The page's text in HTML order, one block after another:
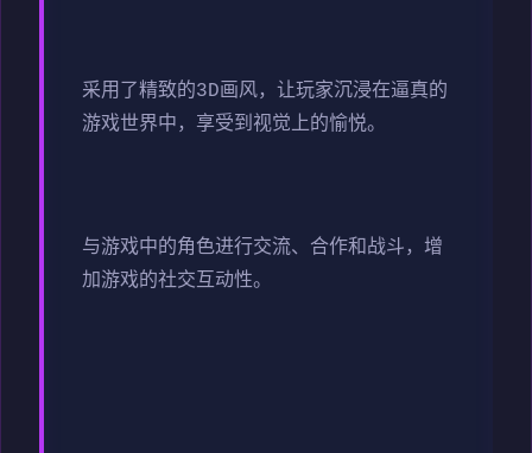
采用了精致的3D画风，让玩家沉浸在逼真的
游戏世界中，享受到视觉上的愉悦。
与游戏中的角色进行交流、合作和战斗，增
加游戏的社交互动性。